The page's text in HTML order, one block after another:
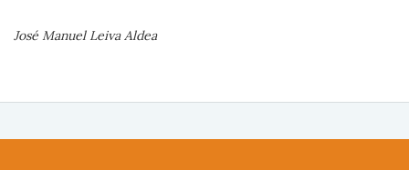
José Manuel Leiva Aldea